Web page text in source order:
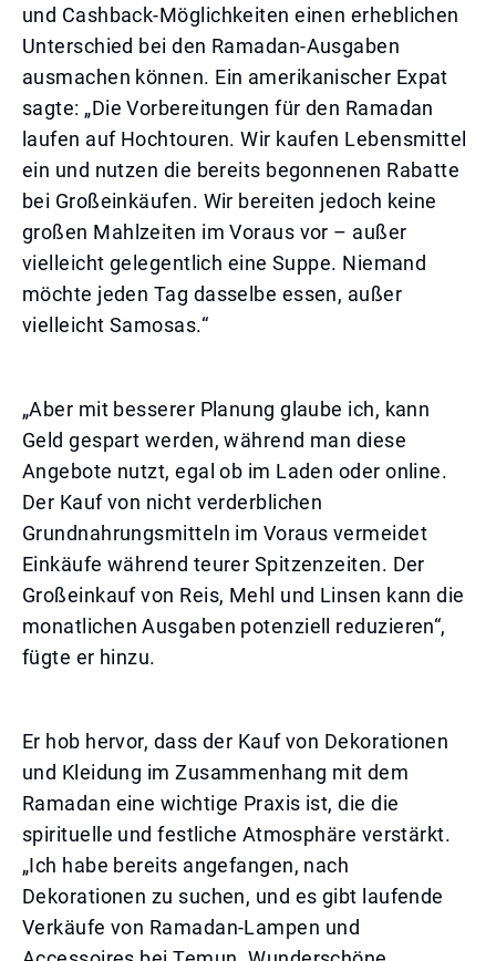
und Cashback-Möglichkeiten einen erheblichen
Unterschied bei den Ramadan-Ausgaben
ausmachen können. Ein amerikanischer Expat
sagte: „Die Vorbereitungen für den Ramadan
laufen auf Hochtouren. Wir kaufen Lebensmittel
ein und nutzen die bereits begonnenen Rabatte
bei Großeinkäufen. Wir bereiten jedoch keine
großen Mahlzeiten im Voraus vor – außer
vielleicht gelegentlich eine Suppe. Niemand
möchte jeden Tag dasselbe essen, außer
vielleicht Samosas.“
„Aber mit besserer Planung glaube ich, kann
Geld gespart werden, während man diese
Angebote nutzt, egal ob im Laden oder online.
Der Kauf von nicht verderblichen
Grundnahrungsmitteln im Voraus vermeidet
Einkäufe während teurer Spitzenzeiten. Der
Großeinkauf von Reis, Mehl und Linsen kann die
monatlichen Ausgaben potenziell reduzieren“,
fügte er hinzu.
Er hob hervor, dass der Kauf von Dekorationen
und Kleidung im Zusammenhang mit dem
Ramadan eine wichtige Praxis ist, die die
spirituelle und festliche Atmosphäre verstärkt.
„Ich habe bereits angefangen, nach
Dekorationen zu suchen, und es gibt laufende
Verkäufe von Ramadan-Lampen und